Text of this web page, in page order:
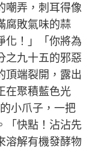
嘲弄，刺耳得像
腐敗氣味的蒜
化！」「你將為
之九十五的邪惡
頂端裂開，露出
在聚積藍色光
小爪子，一把
「快點！沾沾先
溶解有機發酵物